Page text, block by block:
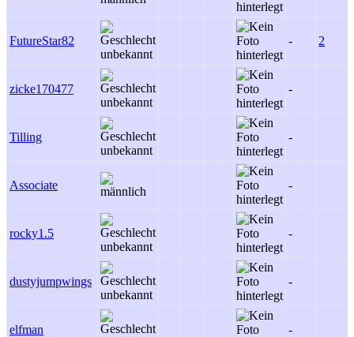
FutureStar82 - 2
zicke170477 -
Tilling -
Associate -
rocky1.5 -
dustyjumpwings -
elfman -